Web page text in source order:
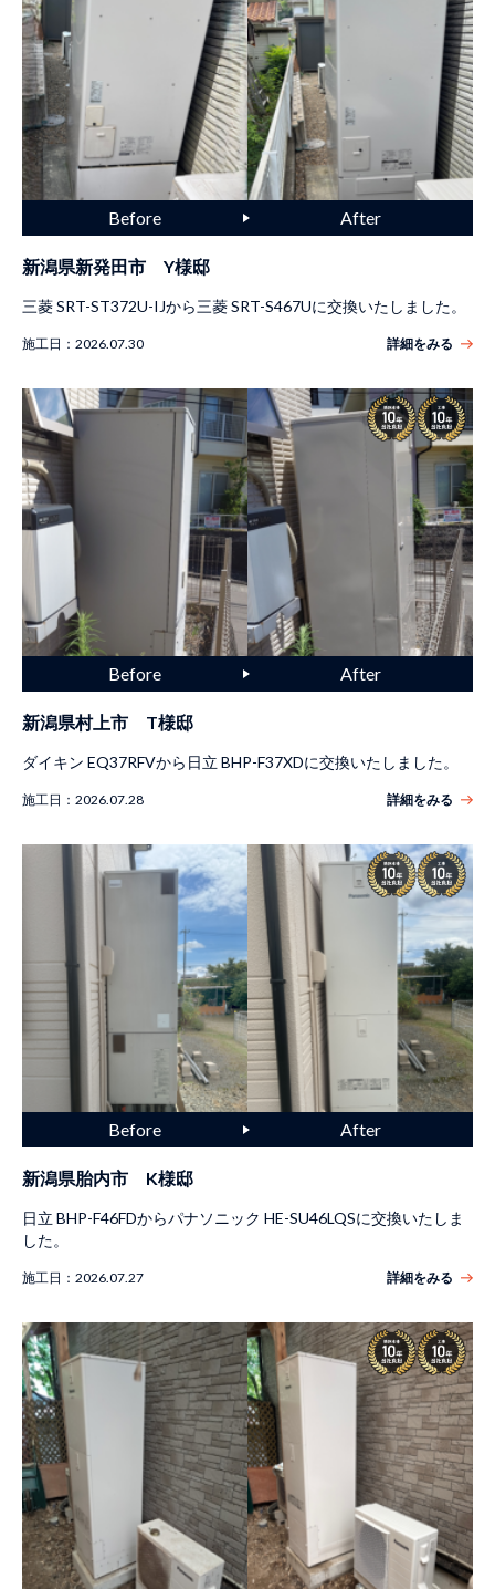
新潟県新発田市 Y様邸
三菱 SRT-ST372U-IJから三菱 SRT-S467Uに交換いたしました。
施工日： 2026.07.30 詳細をみる
新潟県村上市 T様邸
ダイキン EQ37RFVから日立 BHP-F37XDに交換いたしました。
施工日： 2026.07.28 詳細をみる
新潟県胎内市 K様邸
日立 BHP-F46FDからパナソニック HE-SU46LQSに交換いたしま
した。
施工日： 2026.07.27 詳細をみる